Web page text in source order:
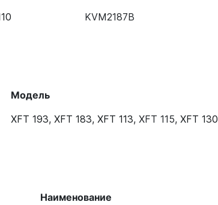
KVM2187B
Модель
XFT 193, XFT 183, XFT 113, XFT 115, XFT 130
Наименование